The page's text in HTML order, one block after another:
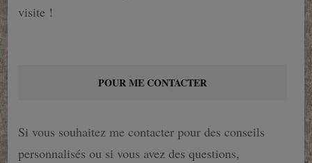
visite !
POUR ME CONTACTER
Si vous souhaitez me contacter pour des conseils
personnalisés ou si vous avez des questions,